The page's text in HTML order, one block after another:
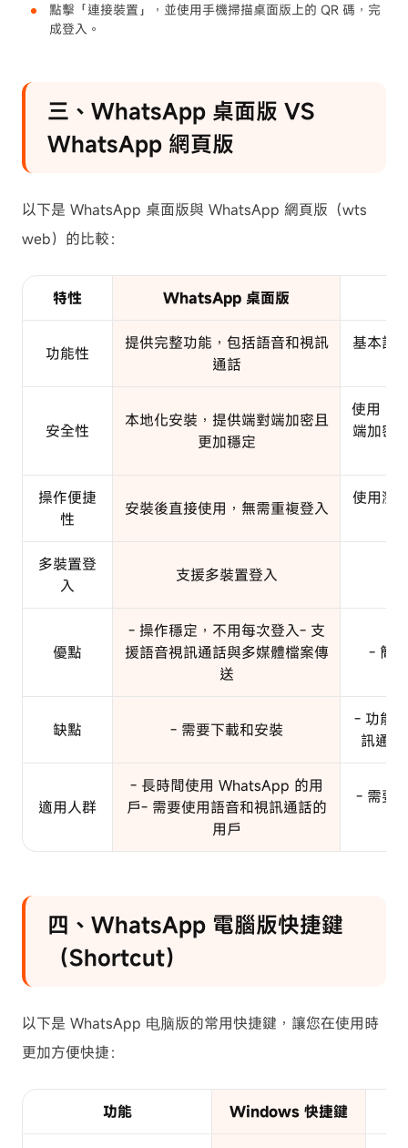
點擊「連接裝置」，並使用手機掃描桌面版上的 QR 碼，完
成登入。
三、WhatsApp 桌面版 VS
WhatsApp 網頁版
以下是 WhatsApp 桌面版與 WhatsApp 網頁版（wts
web）的比較：
特性 WhatsApp 桌面版
功能性
提供完整功能，包括語音和視訊
通話
基本訊
安全性
本地化安裝，提供端對端加密且
更加穩定
使用
端加密
操作便捷
性
安裝後直接使用，無需重複登入
使用瀏
多裝置登
入
支援多裝置登入
優點
- 操作穩定，不用每次登入- 支
援語音視訊通話與多媒體檔案傳
送
- 簡
缺點 - 需要下載和安裝
- 功能
訊通
適用人群
- 長時間使用 WhatsApp 的用
戶- 需要使用語音和視訊通話的
用戶
- 需要
四、WhatsApp 電腦版快捷鍵
（Shortcut）
以下是 WhatsApp 电脑版的常用快捷鍵，讓您在使用時
更加方便快捷：
功能 Windows 快捷鍵